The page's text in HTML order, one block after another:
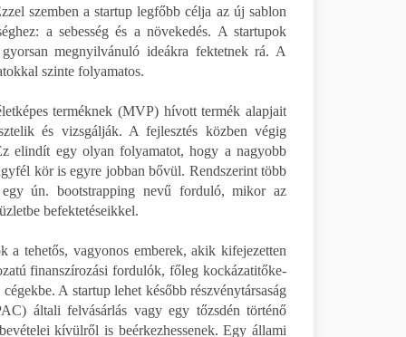
szemben a startup legfőbb célja az új sablon
a sebesség és a növekedés. A startupok
megnyilvánuló ideákra fektetnek rá. A
szinte folyamatos.
terméknek (MVP) hívott termék alapjait
és vizsgálják. A fejlesztés közben végig
elindít egy olyan folyamatot, hogy a nagyobb
kör is egyre jobban bővül. Rendszerint több
ún. bootstrapping nevű forduló, mikor az
befektetéseikkel.
a tehetős, vagyonos emberek, akik kifejezetten
finanszírozási fordulók, főleg kockázatitőke-
A startup lehet később részvénytársaság
általi felvásárlás vagy egy tőzsdén történő
kívülről is beérkezhessenek. Egy állami